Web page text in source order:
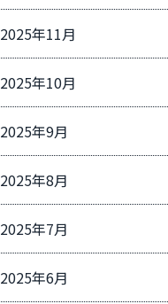
2025年11月
2025年10月
2025年9月
2025年8月
2025年7月
2025年6月